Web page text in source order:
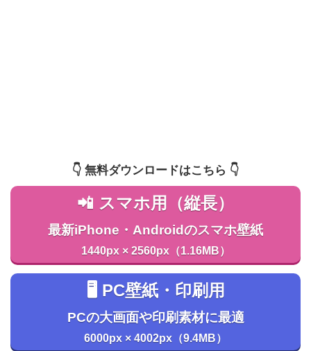
👇️ 無料ダウンロードはこちら 👇️
📲 スマホ用（縦長）
最新iPhone・Androidのスマホ壁紙
1440px × 2560px（1.16MB）
🖥️ PC壁紙・印刷用
PCの大画面や印刷素材に最適
6000px × 4002px（9.4MB）